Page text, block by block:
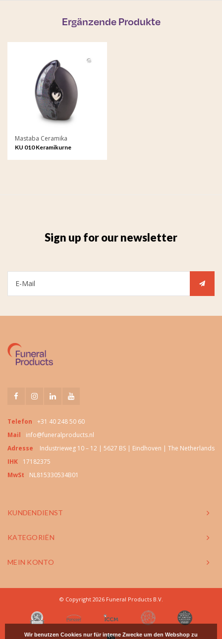
Ergänzende Produkte
Mastaba Ceramika
KU 010 Keramikurne
Sign up for our newsletter
Telefon
+31 40 248 50 60
Mail
info@funeralproducts.nl
Adresse
Industrieweg 10 – 12 | 5627 BS | Eindhoven | The Netherlands
IHK
17182375
MwSt
NL815330534B01
KUNDENDIENST
KATEGORIËN
MEIN KONTO
© Copyright 2026 Funeral Products B.V.
Wir benutzen Cookies nur für interne Zwecke um den Webshop zu